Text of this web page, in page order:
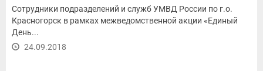
Сотрудники подразделений и служб УМВД России по г.о.
Красногорск в рамках межведомственной акции «Единый
День...
24.09.2018